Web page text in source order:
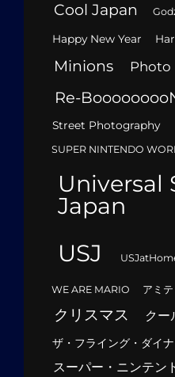
Cool Japan
Happy New Year
Minions Photo
Re-
Street Photography
SUPER NINTENDO
Universal
Japan
USJ
WE ARE MARIO アミ
クリスマス クー
ザ・フライング・ダイ
スーパー・ニンテン